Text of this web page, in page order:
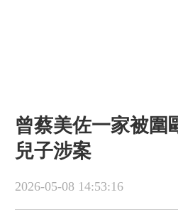
曾蔡美佐一家被
兒子涉案
2026-05-08 14:53:16